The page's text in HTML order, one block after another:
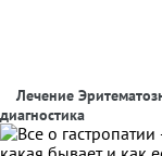
Лечение
диагностика